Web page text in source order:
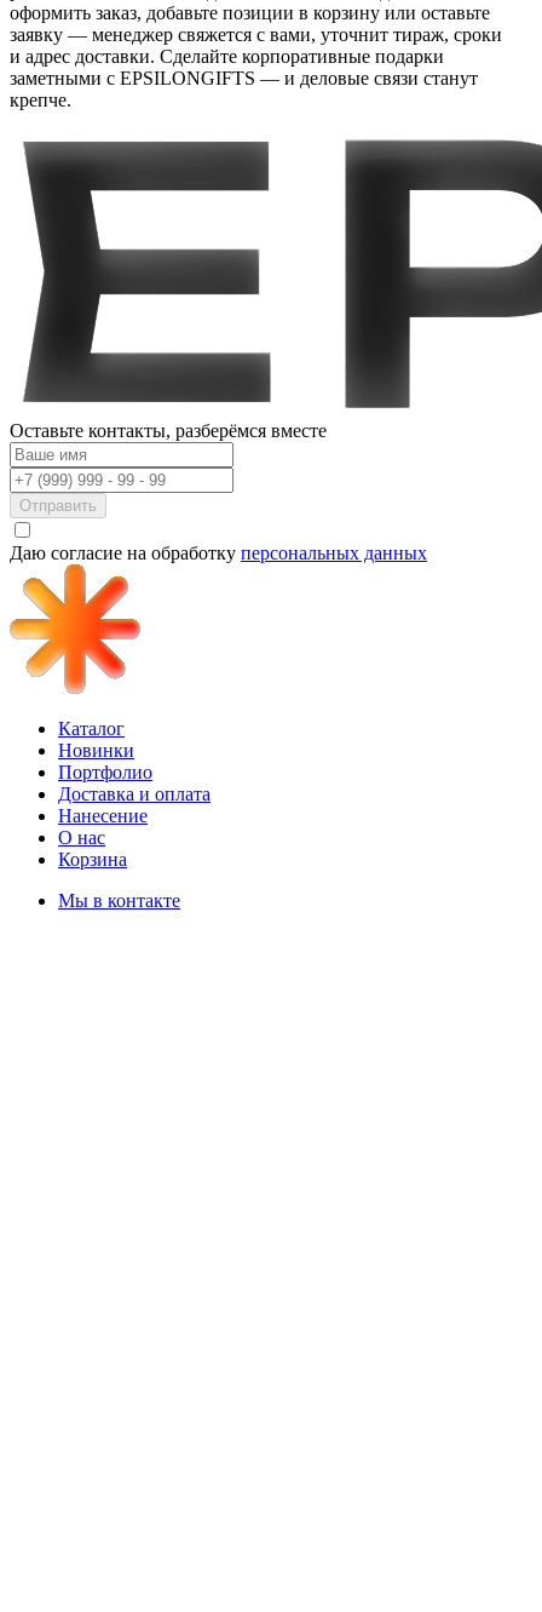
оформить заказ, добавьте позиции в корзину или оставьте
заявку — менеджер свяжется с вами, уточнит тираж, сроки
и адрес доставки. Сделайте корпоративные подарки
заметными с EPSILONGIFTS — и деловые связи станут
крепче.
Оставьте контакты, разберёмся вместе
Отправить
Даю согласие на обработку персональных данных
Каталог
Новинки
Портфолио
Доставка и оплата
Нанесение
О нас
Корзина
Мы в контакте